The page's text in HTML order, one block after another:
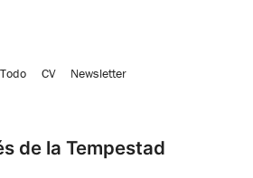
Todo CV Newsletter
de la Tempestad